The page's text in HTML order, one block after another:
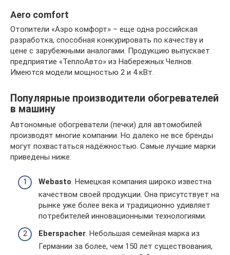
Aero comfort
Отопители «Аэро комфорт» – еще одна российская
разработка, способная конкурировать по качеству и
цене с зарубежными аналогами. Продукцию выпускает
предприятие «ТеплоАвто» из Набережных Челнов.
Имеются модели мощностью 2 и 4 кВт.
Популярные производители обогревателей
в машину
Автономные обогреватели (печки) для автомобилей
производят многие компании. Но далеко не все бренды
могут похвастаться надёжностью. Самые лучшие марки
приведены ниже:
Webasto. Немецкая компания широко известна
качеством своей продукции. Она присутствует на
рынке уже более века и традиционно удивляет
потребителей инновационными технологиями.
Eberspacher . Небольшая семейная марка из
Германии за более, чем 150 лет существования,